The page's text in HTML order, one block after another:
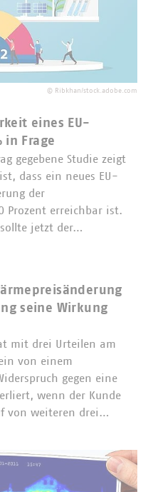
© Ribkhan/stock.adobe.com
eines EU-
in Frage
gegebene Studie zeigt
dass ein neues EU-
der
Prozent erreichbar ist.
jetzt der…
seine Wirkung
mit drei Urteilen am
von einem
gegen eine
wenn der Kunde
von weiteren drei…